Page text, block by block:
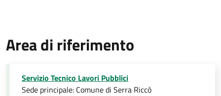
Area di riferimento
Servizio Tecnico Lavori Pubblici
Sede principale: Comune di Serra Riccò